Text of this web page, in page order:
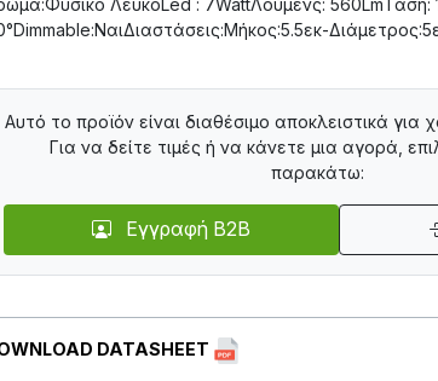
DATASHEET
Αυτό το προϊόν είναι διαθέσιμο αποκλειστικά για
Για να δείτε τιμές ή να κάνετε μια αγορά,
παρακάτω:
Εγγραφή B2B